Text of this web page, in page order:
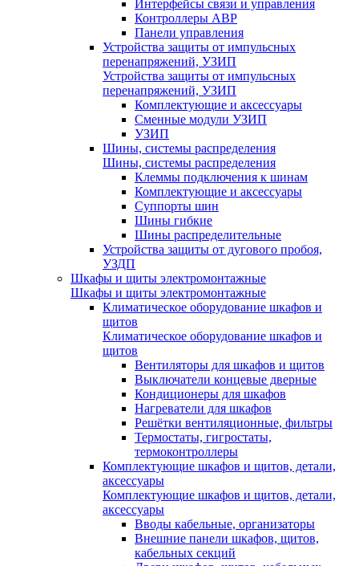
Интерфейсы связи и управления
Контроллеры АВР
Панели управления
Устройства защиты от импульсных
перенапряжений, УЗИП
Устройства защиты от импульсных
перенапряжений, УЗИП
Комплектующие и аксессуары
Сменные модули УЗИП
УЗИП
Шины, системы распределения
Шины, системы распределения
Клеммы подключения к шинам
Комплектующие и аксессуары
Суппорты шин
Шины гибкие
Шины распределительные
Устройства защиты от дугового пробоя,
УЗДП
Шкафы и щиты электромонтажные
Шкафы и щиты электромонтажные
Климатическое оборудование шкафов и
щитов
Климатическое оборудование шкафов и
щитов
Вентиляторы для шкафов и щитов
Выключатели концевые дверные
Кондиционеры для шкафов
Нагреватели для шкафов
Решётки вентиляционные, фильтры
Термостаты, гигростаты,
термоконтроллеры
Комплектующие шкафов и щитов, детали,
аксессуары
Комплектующие шкафов и щитов, детали,
аксессуары
Вводы кабельные, организаторы
Внешние панели шкафов, щитов,
кабельных секций